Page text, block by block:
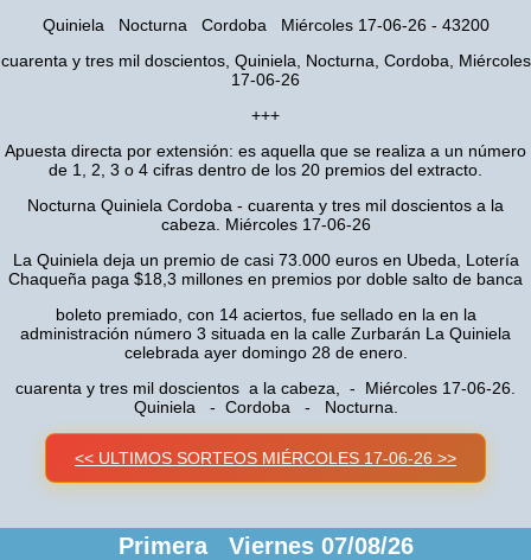
Quiniela Nocturna Cordoba Miércoles 17-06-26 - 43200
cuarenta y tres mil doscientos, Quiniela, Nocturna, Cordoba, Miércoles
17-06-26
+++
Apuesta directa por extensión: es aquella que se realiza a un número
de 1, 2, 3 o 4 cifras dentro de los 20 premios del extracto.
Nocturna Quiniela Cordoba - cuarenta y tres mil doscientos a la
cabeza. Miércoles 17-06-26
La Quiniela deja un premio de casi 73.000 euros en Ubeda, Lotería
Chaqueña paga $18,3 millones en premios por doble salto de banca
boleto premiado, con 14 aciertos, fue sellado en la en la
administración número 3 situada en la calle Zurbarán La Quiniela
celebrada ayer domingo 28 de enero.
cuarenta y tres mil doscientos a la cabeza, - Miércoles 17-06-26.
Quiniela - Cordoba - Nocturna.
<< ULTIMOS SORTEOS MIÉRCOLES 17-06-26 >>
Primera Viernes 07/08/26